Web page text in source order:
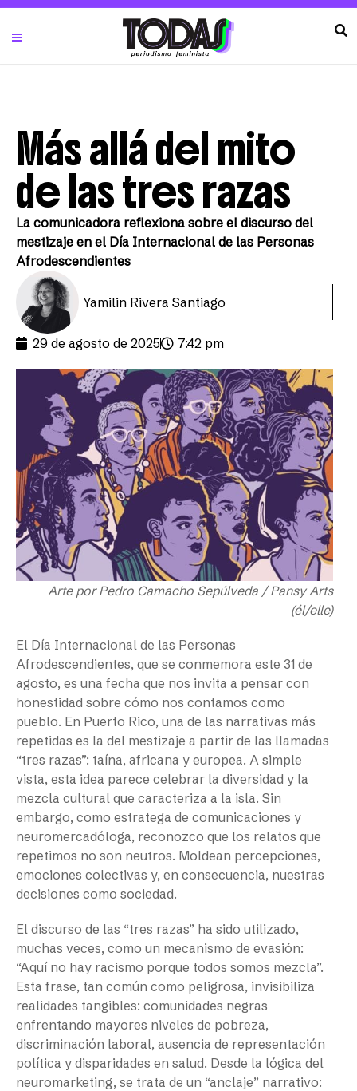
Más allá del mito
de las tres razas
La comunicadora reflexiona sobre el discurso del
mestizaje en el Día Internacional de las Personas
Afrodescendientes
Yamilin Rivera Santiago
29 de agosto de 2025 7:42 pm
Arte por Pedro Camacho Sepúlveda / Pansy Arts
(él/elle)
El Día Internacional de las Personas
Afrodescendientes, que se conmemora este 31 de
agosto, es una fecha que nos invita a pensar con
honestidad sobre cómo nos contamos como
pueblo. En Puerto Rico, una de las narrativas más
repetidas es la del mestizaje a partir de las llamadas
“tres razas”: taína, africana y europea. A simple
vista, esta idea parece celebrar la diversidad y la
mezcla cultural que caracteriza a la isla. Sin
embargo, como estratega de comunicaciones y
neuromercadóloga, reconozco que los relatos que
repetimos no son neutros. Moldean percepciones,
emociones colectivas y, en consecuencia, nuestras
decisiones como sociedad.
El discurso de las “tres razas” ha sido utilizado,
muchas veces, como un mecanismo de evasión:
“Aquí no hay racismo porque todos somos mezcla”.
Esta frase, tan común como peligrosa, invisibiliza
realidades tangibles: comunidades negras
enfrentando mayores niveles de pobreza,
discriminación laboral, ausencia de representación
política y disparidades en salud. Desde la lógica del
neuromarketing, se trata de un “anclaje” narrativo: